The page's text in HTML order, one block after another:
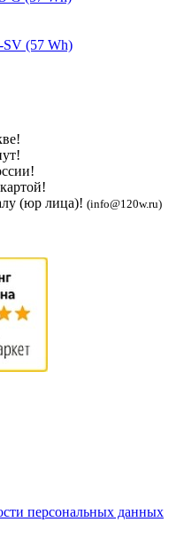
SV (57 Wh)
(юр лица)! (info@120w.ru)
персональных данных